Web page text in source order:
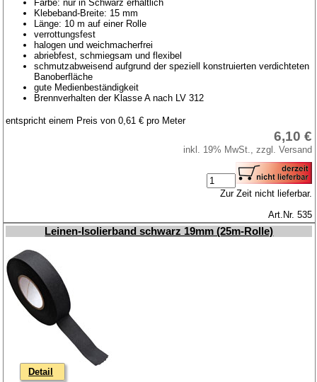
Farbe: nur in Schwarz erhältlich
Klebeband-Breite: 15 mm
Länge: 10 m auf einer Rolle
verrottungsfest
halogen und weichmacherfrei
abriebfest, schmiegsam und flexibel
schmutzabweisend aufgrund der speziell konstruierten verdichteten
Banoberfläche
gute Medienbeständigkeit
Brennverhalten der Klasse A nach LV 312
entspricht einem Preis von 0,61 € pro Meter
6,10 €
inkl. 19% MwSt., zzgl. Versand
Zur Zeit nicht lieferbar.
Art.Nr. 535
Leinen-Isolierband schwarz 19mm (25m-Rolle)
Detail